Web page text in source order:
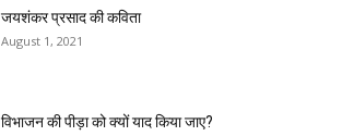
जयशंकर प्रसाद की कविता
August 1, 2021
विभाजन की पीड़ा को क्यों याद किया जाए?